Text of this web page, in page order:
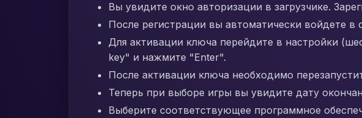
Вы увидите окно авторизации в загрузчике.
После регистрации вы автоматически войдете в
Для активации ключа перейдите в настройки
key" и нажмите "Enter".
После активации ключа необходимо
Теперь при выборе игры вы увидите дату
Выберите соответствующее программное